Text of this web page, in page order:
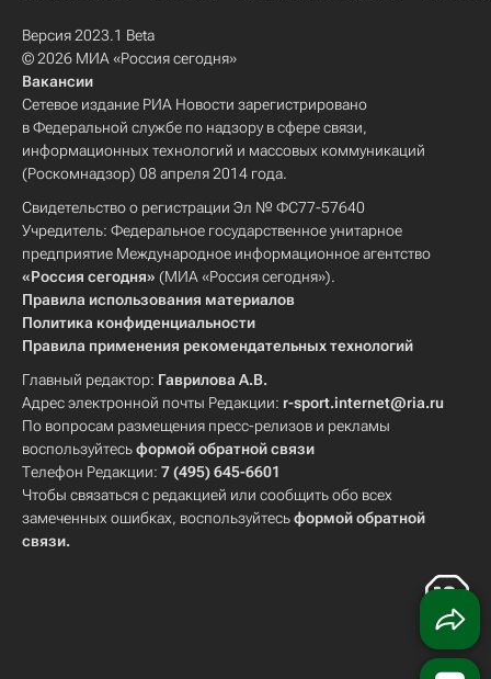
Версия 2023.1 Beta
© 2026 МИА «Россия сегодня»
Вакансии
Сетевое издание РИА Новости зарегистрировано
в Федеральной службе по надзору в сфере связи,
информационных технологий и массовых коммуникаций
(Роскомнадзор) 08 апреля 2014 года.
Свидетельство о регистрации Эл № ФС77-57640
Учредитель: Федеральное государственное унитарное
предприятие Международное информационное агентство
«Россия сегодня» (МИА «Россия сегодня»).
Правила использования материалов
Политика конфиденциальности
Правила применения рекомендательных технологий
Главный редактор: Гаврилова А.В.
Адрес электронной почты Редакции: r-sport.internet@ria.ru
По вопросам размещения пресс-релизов и рекламы
воспользуйтесьформой обратной связи
Телефон Редакции: 7 (495) 645-6601
Чтобы связаться с редакцией или сообщить обо всех
замеченных ошибках, воспользуйтесьформой обратной
связи.